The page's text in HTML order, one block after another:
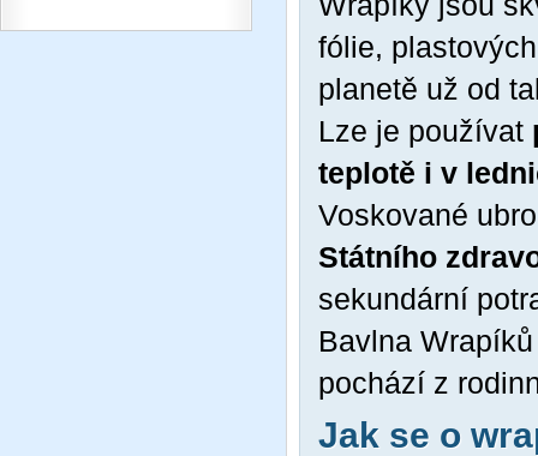
fólie,
planetě už od
Lze je používat
teplotě i v
Voskované
Státního
sekundární
Bavlna
pochází z
Jak se o